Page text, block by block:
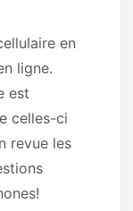
en
ligne.
est
celles-ci
revue les